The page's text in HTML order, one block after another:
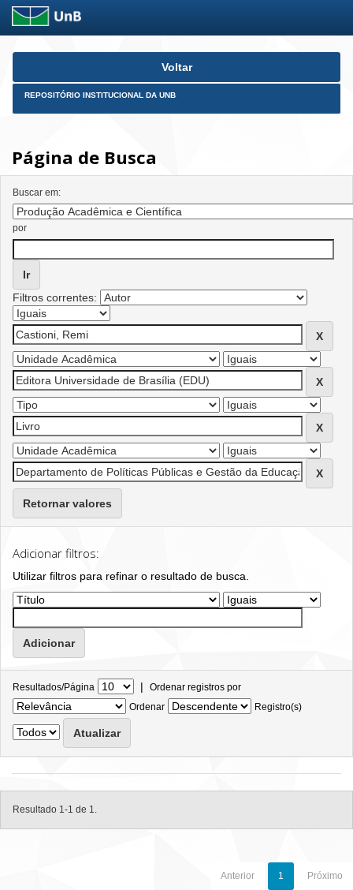
Skip
Voltar
REPOSITÓRIO INSTITUCIONAL DA UNB
Página de Busca
Buscar em:
por
Filtros correntes:
Retornar valores
Adicionar filtros:
Utilizar filtros para refinar o resultado de busca.
Resultados/Página | Ordenar registros por
Ordenar
Registro(s)
Resultado 1-1 de 1.
Anterior 1 Próximo